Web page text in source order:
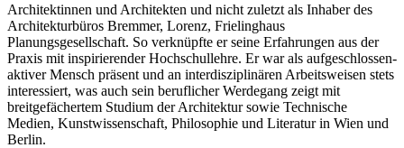
Architektinnen und Architekten und nicht zuletzt als Inhaber des
Architekturbüros Bremmer, Lorenz, Frielinghaus
Planungsgesellschaft. So verknüpfte er seine Erfahrungen aus der
Praxis mit inspirierender Hochschullehre. Er war als aufgeschlossen-
aktiver Mensch präsent und an interdisziplinären Arbeitsweisen stets
interessiert, was auch sein beruflicher Werdegang zeigt mit
breitgefächertem Studium der Architektur sowie Technische
Medien, Kunstwissenschaft, Philosophie und Literatur in Wien und
Berlin.